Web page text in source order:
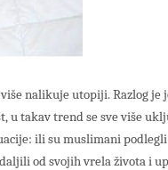
nalikuje utopiji. Razlog je
u takav trend se sve više
ili su muslimani
od svojih vrela života i